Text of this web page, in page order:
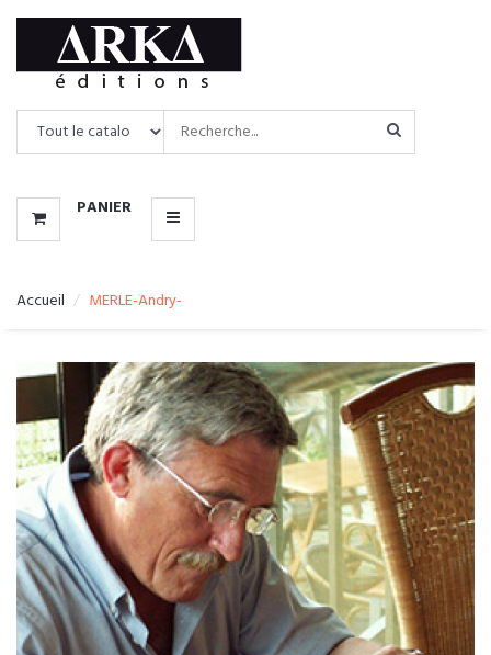
PANIER
CATALOGUE
MENU
Accueil MERLE-Andry-